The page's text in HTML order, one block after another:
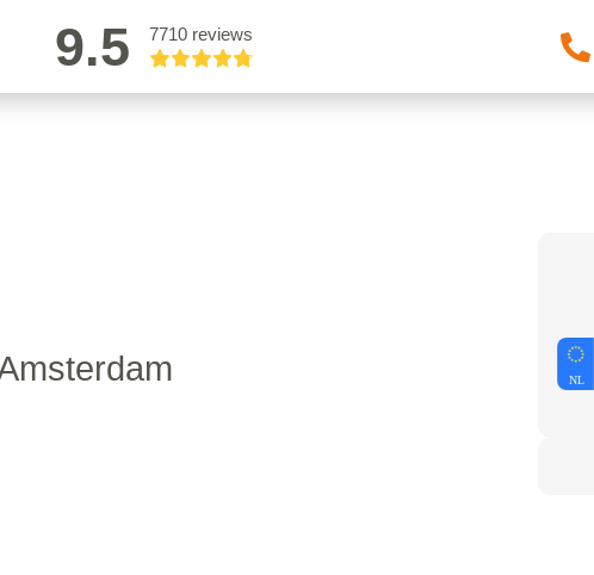
9.5 7710 reviews